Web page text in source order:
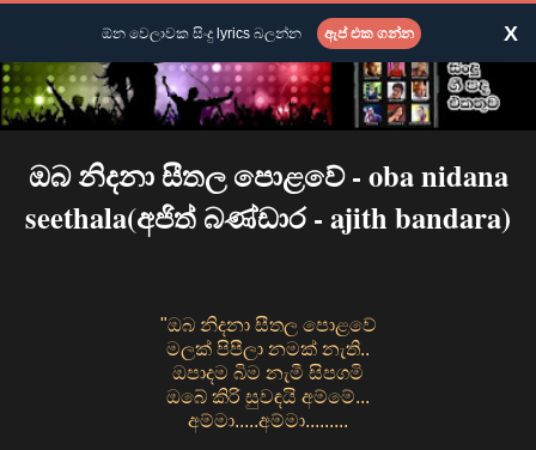
ඔබ නිදනා සීතල පොළවේ - oba nidana
seethala(අජිත් බණ්ඩාර - ajith bandara)
"ඔබ නිදනා සීතල පොළවේ
මලක් පිපීලා නමක් නැති..
ඔපාදම බිම නැමී සිපගමි
ඔබේ කිරි සුවඳයි අම්මේ...
අම්මා.....අම්මා.........
ඕන වෙලාවක සිංදු lyrics බලන්න ඇප් එක ගන්න X